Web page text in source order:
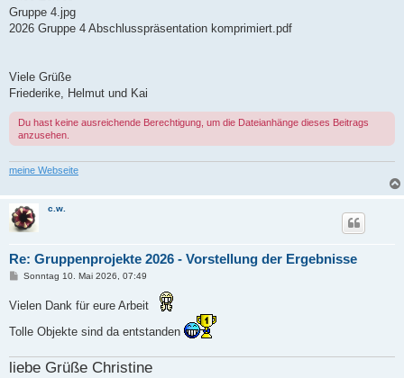
Gruppe 4.jpg
2026 Gruppe 4 Abschlusspräsentation komprimiert.pdf
Viele Grüße
Friederike, Helmut und Kai
Du hast keine ausreichende Berechtigung, um die Dateianhänge dieses Beitrags
anzusehen.
meine Webseite
c.w.
Re: Gruppenprojekte 2026 - Vorstellung der Ergebnisse
B
t
a
Sonntag 10. Mai 2026, 07:49
Vielen Dank für eure Arbeit
Tolle Objekte sind da entstanden
liebe Grüße Christine